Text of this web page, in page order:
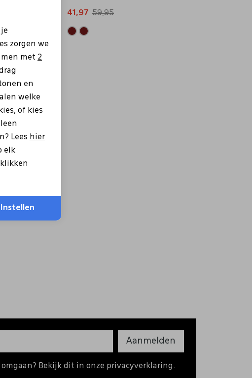
41,97 59,95
Aanmelden
omgaan? Bekijk dit in onze privacyverklaring.
zorgen we
met 2
en
welke
of kies
Lees hier
elk
Instellen